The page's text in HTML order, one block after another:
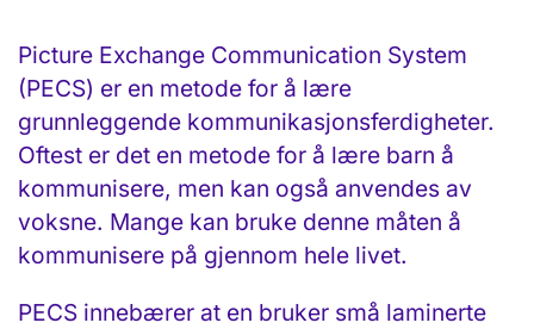
Picture Exchange Communication System
(PECS) er en metode for å lære
grunnleggende kommunikasjonsferdigheter.
Oftest er det en metode for å lære barn å
kommunisere, men kan også anvendes av
voksne. Mange kan bruke denne måten å
kommunisere på gjennom hele livet.
PECS innebærer at en bruker små laminerte